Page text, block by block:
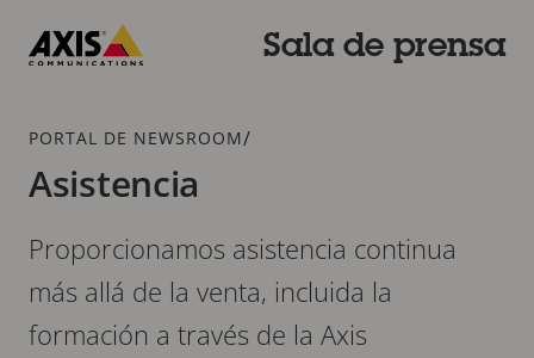
contenido
Sala de prensa
Breadcrumb
PORTAL DE NEWSROOM/
Asistencia
Proporcionamos asistencia continua
más allá de la venta, incluida la
formación a través de la Axis